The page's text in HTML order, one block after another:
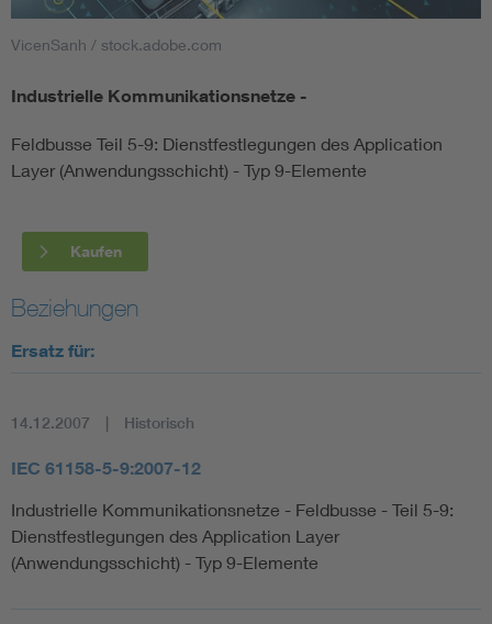
Smart Cities
DKE Fachinformationen im Kontext der Normung
Blitzschutz: DIN EN 62305 in der Übersicht
DIN VDE 0100 für sichere Elektroinstallationen
Elektrofachkraft (EFK)
VicenSanh / stock.adobe.com
Industrielle Kommunikationsnetze -
Feldbusse Teil 5-9: Dienstfestlegungen des Application
Layer (Anwendungsschicht) - Typ 9-Elemente
Kaufen
Beziehungen
Ersatz für:
14.12.2007 Historisch
IEC 61158-5-9:2007-12
Industrielle Kommunikationsnetze - Feldbusse - Teil 5-9:
Dienstfestlegungen des Application Layer
(Anwendungsschicht) - Typ 9-Elemente